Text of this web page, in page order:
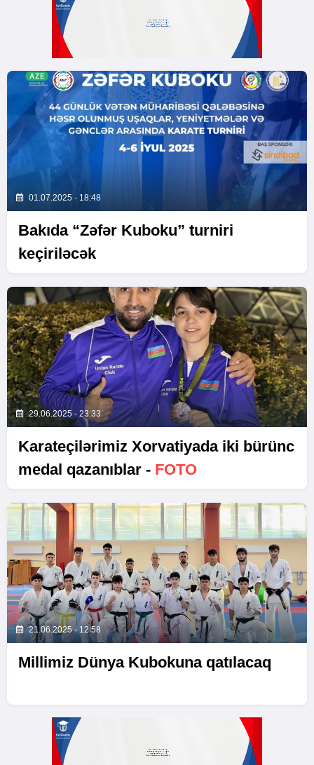
01.07.2025 - 18:48
Bakıda “Zəfər Kuboku” turniri
keçiriləcək
29.06.2025 - 23:33
Karateçilərimiz Xorvatiyada iki bürünc
medal qazanıblar - FOTO
21.06.2025 - 12:58
Millimiz Dünya Kubokuna qatılacaq